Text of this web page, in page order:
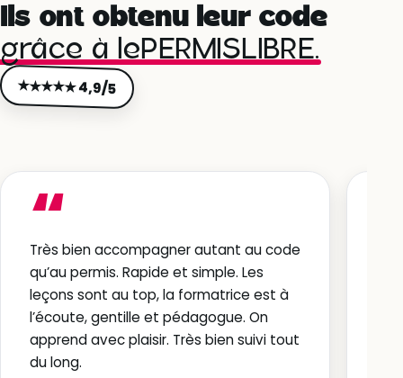
Ils ont obtenu leur code
grâce à lePERMISLIBRE.
★★★★★ 4,9/5
“
Très bien accompagner autant au code
qu’au permis. Rapide et simple. Les
leçons sont au top, la formatrice est à
l’écoute, gentille et pédagogue. On
apprend avec plaisir. Très bien suivi tout
du long.